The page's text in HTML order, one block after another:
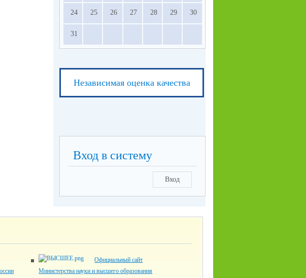
24 25 26 27 28 29 30
31
Независимая оценка качества
Вход в систему
Вход
Официальный сайт
Министерства науки и высшего образования